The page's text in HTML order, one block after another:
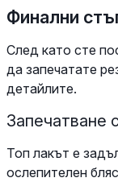
Финални
След като сте
да запечатате
детайлите.
Запечатване
Топ лакът е
ослепителен